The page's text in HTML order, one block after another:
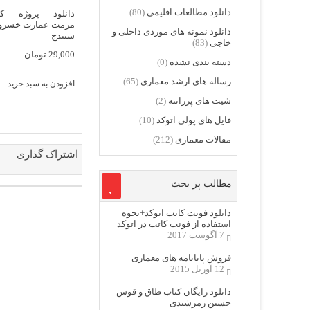
دانلود پروژه
مرمت عمارت
سنندج
29,000 تومان
افزودن به سبد خرید
اشتراک گذاری
دانلود مطالعات اقلیمی (80)
دانلود نمونه های موردی داخلی و
خاجی (83)
دسته بندی نشده (0)
رساله های ارشد معماری (65)
شیت های پرزانته (2)
فایل های پولی اتوکد (10)
مقالات معماری (212)
مطالب پر بحث
دانلود فونت کاتب اتوکد+نحوه
استفاده از فونت کاتب در اتوکد
7 آگوست 2017
فروش پایانامه های معماری
12 آوریل 2015
دانلود رایگان کتاب طاق و قوس
حسین زمرشیدی